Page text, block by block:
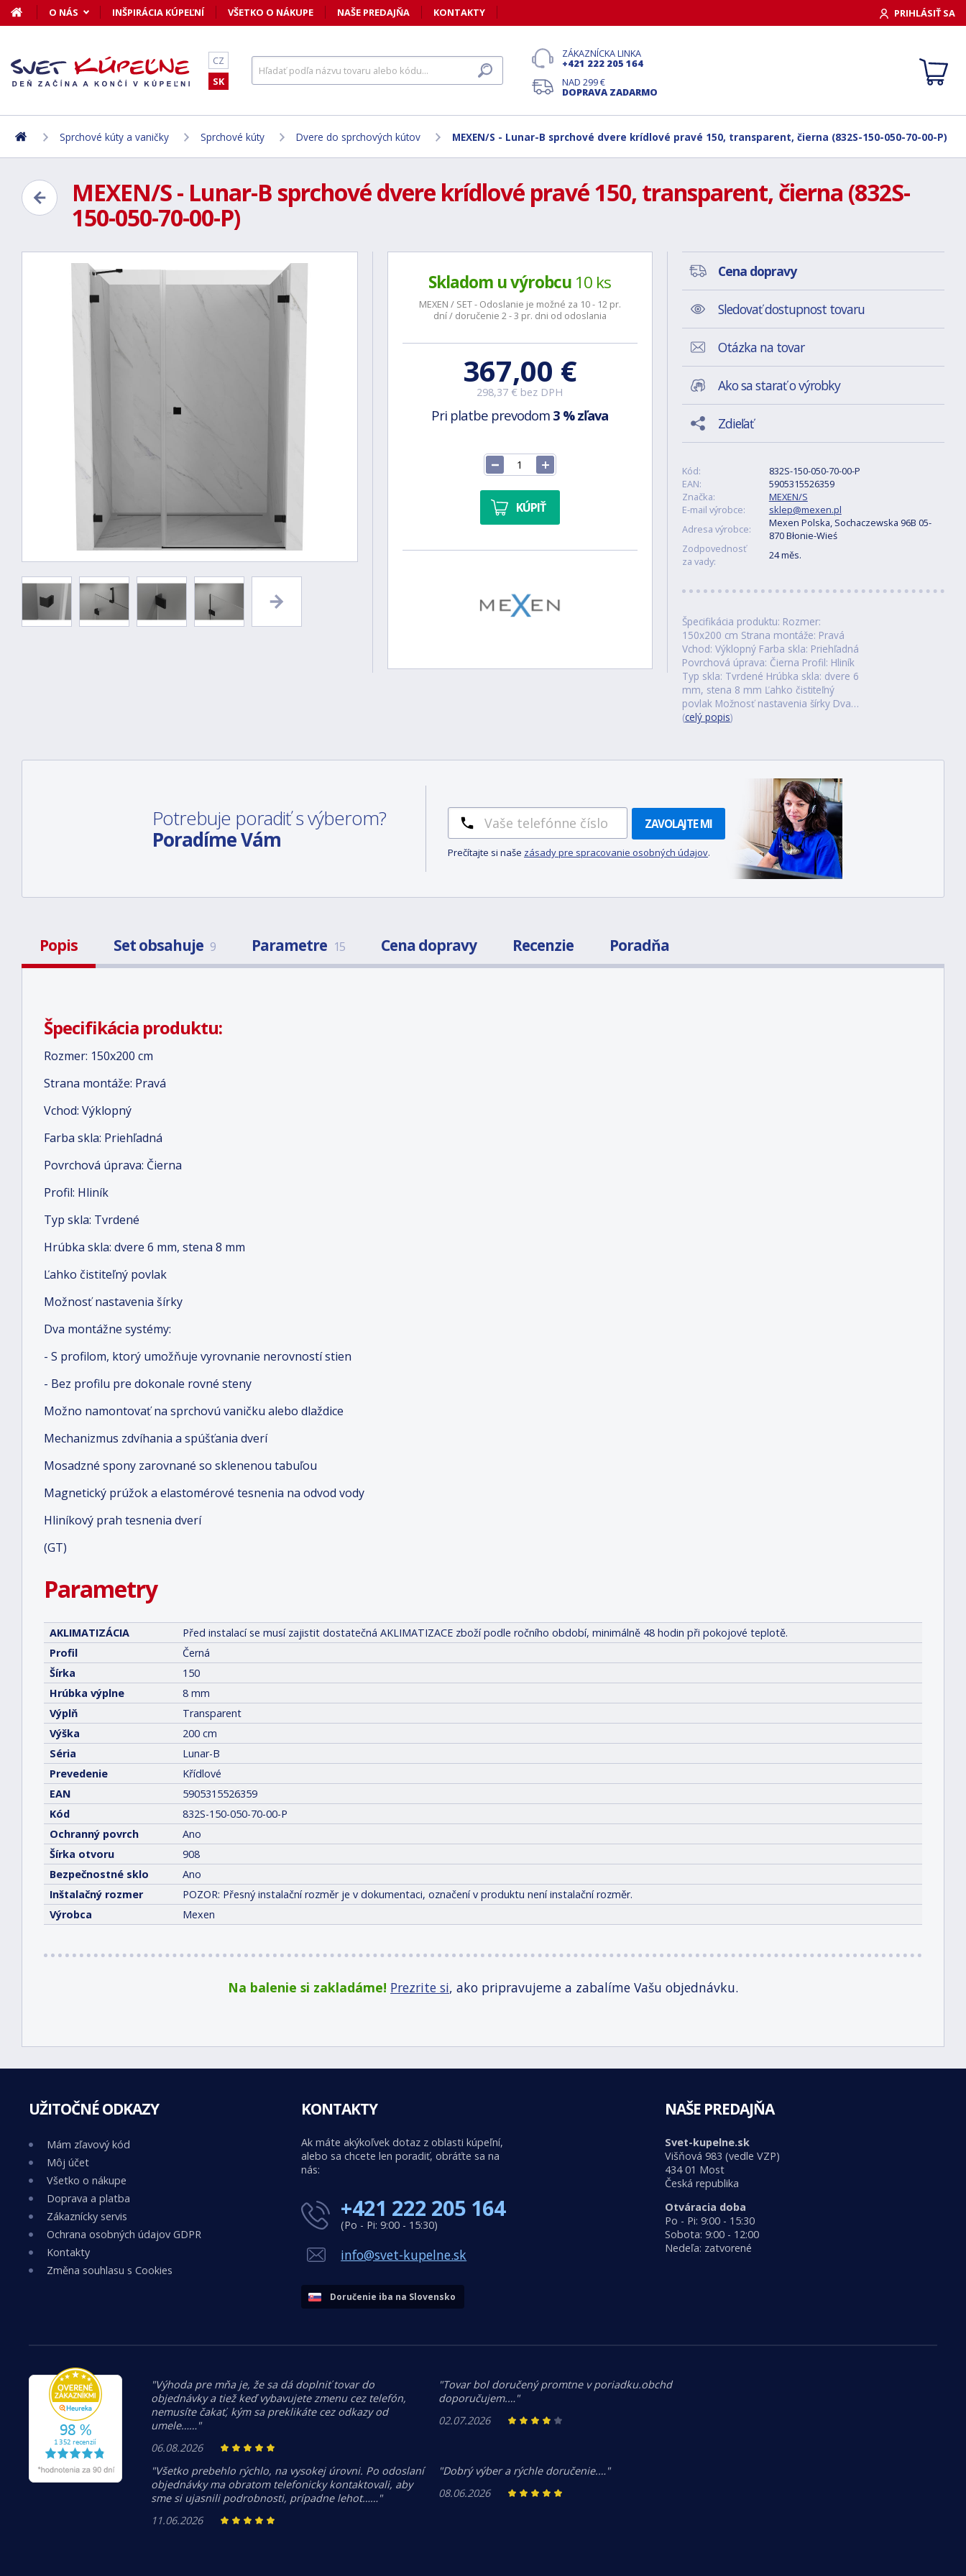
O NÁS INŠPIRÁCIA KÚPEĽNÍ VŠETKO O NÁKUPE NAŠE PREDAJŇA KONTAKTY PRIHLÁSIŤ SA
CZ
SK
ZÁKAZNÍCKA LINKA
+421 222 205 164
NAD 299 €
DOPRAVA ZADARMO
Sprchové kúty a vaničky Sprchové kúty Dvere do sprchových kútov MEXEN/S - Lunar-B sprchové dvere krídlové pravé 150, transparent, čierna (832S-150-050-70-00-P)
MEXEN/S - Lunar-B sprchové dvere krídlové pravé 150, transparent, čierna (832S-
150-050-70-00-P)
Skladom u výrobcu 10 ks
MEXEN / SET - Odoslanie je možné za 10 - 12 pr.
dní / doručenie 2 - 3 pr. dni od odoslania
367,00 €
298,37 € bez DPH
Pri platbe prevodom 3 % zľava
KÚPIŤ
Cena dopravy
Sledovať dostupnost tovaru
Otázka na tovar
Ako sa starať o výrobky
Zdieľať
Kód:
832S-150-050-70-00-P
EAN:
5905315526359
Značka:
MEXEN/S
E-mail výrobce:
sklep@mexen.pl
Adresa výrobce:
Mexen Polska, Sochaczewska 96B 05-
870 Błonie-Wieś
Zodpovednosť
za vady:
24 měs.
Špecifikácia produktu: Rozmer:
150x200 cm Strana montáže: Pravá
Vchod: Výklopný Farba skla: Priehľadná
Povrchová úprava: Čierna Profil: Hliník
Typ skla: Tvrdené Hrúbka skla: dvere 6
mm, stena 8 mm Ľahko čistiteľný
povlak Možnosť nastavenia šírky Dva…
(celý popis)
Potrebuje poradiť s výberom?
Poradíme Vám
ZAVOLAJTE MI
Prečítajte si naše zásady pre spracovanie osobných údajov.
Popis Set obsahuje 9 Parametre 15 Cena dopravy Recenzie Poradňa
Špecifikácia produktu:
Rozmer: 150x200 cm
Strana montáže: Pravá
Vchod: Výklopný
Farba skla: Priehľadná
Povrchová úprava: Čierna
Profil: Hliník
Typ skla: Tvrdené
Hrúbka skla: dvere 6 mm, stena 8 mm
Ľahko čistiteľný povlak
Možnosť nastavenia šírky
Dva montážne systémy:
- S profilom, ktorý umožňuje vyrovnanie nerovností stien
- Bez profilu pre dokonale rovné steny
Možno namontovať na sprchovú vaničku alebo dlaždice
Mechanizmus zdvíhania a spúšťania dverí
Mosadzné spony zarovnané so sklenenou tabuľou
Magnetický prúžok a elastomérové tesnenia na odvod vody
Hliníkový prah tesnenia dverí
(GT)
Parametry
AKLIMATIZÁCIA
Před instalací se musí zajistit dostatečná AKLIMATIZACE zboží podle ročního období, minimálně 48 hodin při pokojové teplotě.
Profil
Černá
Šírka
150
Hrúbka výplne
8 mm
Výplň
Transparent
Výška
200 cm
Séria
Lunar-B
Prevedenie
Křídlové
EAN
5905315526359
Kód
832S-150-050-70-00-P
Ochranný povrch
Ano
Šírka otvoru
908
Bezpečnostné sklo
Ano
Inštalačný rozmer
POZOR: Přesný instalační rozměr je v dokumentaci, označení v produktu není instalační rozměr.
Výrobca
Mexen
Na balenie si zakladáme! Prezrite si, ako pripravujeme a zabalíme Vašu objednávku.
UŽITOČNÉ ODKAZY
Mám zľavový kód
Môj účet
Všetko o nákupe
Doprava a platba
Zákaznícky servis
Ochrana osobných údajov GDPR
Kontakty
Změna souhlasu s Cookies
KONTAKTY
Ak máte akýkoľvek dotaz z oblasti kúpeľní,
alebo sa chcete len poradiť, obráťte sa na
nás:
+421 222 205 164
(Po - Pi: 9:00 - 15:30)
info@svet-kupelne.sk
Doručenie iba na Slovensko
NAŠE PREDAJŇA
Svet-kupelne.sk
Višňová 983 (vedle VZP)
434 01 Most
Česká republika
Otváracia doba
Po - Pi: 9:00 - 15:30
Sobota: 9:00 - 12:00
Nedeľa: zatvorené
"Výhoda pre mňa je, že sa dá doplniť tovar do
objednávky a tiež keď vybavujete zmenu cez telefón,
nemusíte čakať, kým sa preklikáte cez odkazy od
umele……"
06.08.2026
"Tovar bol doručený promtne v poriadku.obchd
doporučujem.…"
02.07.2026
"Všetko prebehlo rýchlo, na vysokej úrovni. Po odoslaní
objednávky ma obratom telefonicky kontaktovali, aby
sme si ujasnili podrobnosti, prípadne lehot……"
11.06.2026
"Dobrý výber a rýchle doručenie.…"
08.06.2026